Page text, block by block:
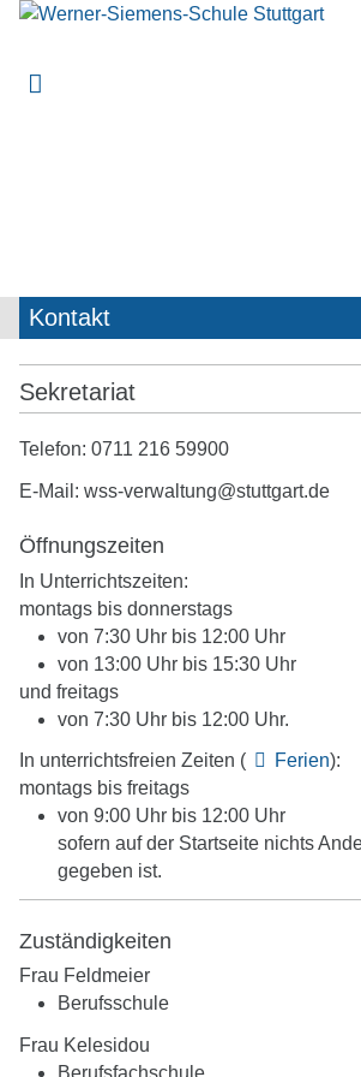
Kontakt
Sekretariat
Telefon: 0711 216 59900
E-Mail: wss-verwaltung@stuttgart.de
Öffnungszeiten
In Unterrichtszeiten:
montags bis donnerstags
von 7:30 Uhr bis 12:00 Uhr
von 13:00 Uhr bis 15:30 Uhr
und freitags
von 7:30 Uhr bis 12:00 Uhr.
In unterrichtsfreien Zeiten ( Ferien):
montags bis freitags
von 9:00 Uhr bis 12:00 Uhr
sofern auf der Startseite nichts
gegeben ist.
Zuständigkeiten
Frau Feldmeier
Berufsschule
Frau Kelesidou
Berufsfachschule